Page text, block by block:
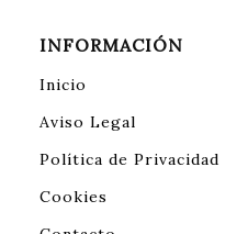
INFORMACIÓN
Inicio
Aviso Legal
Política de Privacidad
Cookies